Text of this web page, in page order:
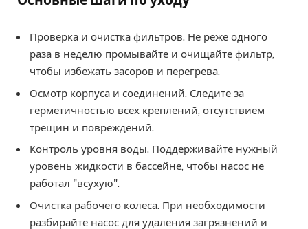
Проверка и очистка фильтров. Не реже одного
раза в неделю промывайте и очищайте фильтр,
чтобы избежать засоров и перегрева.
Осмотр корпуса и соединений. Следите за
герметичностью всех креплений, отсутствием
трещин и повреждений.
Контроль уровня воды. Поддерживайте нужный
уровень жидкости в бассейне, чтобы насос не
работал "всухую".
Очистка рабочего колеса. При необходимости
разбирайте насос для удаления загрязнений и